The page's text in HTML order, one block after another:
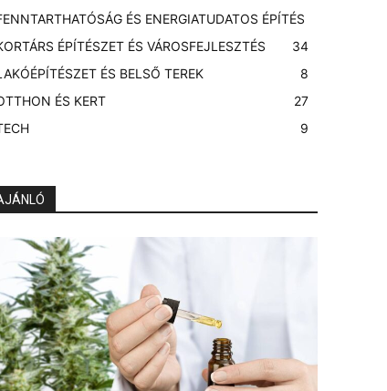
ÉS ENERGIATUDATOS ÉPÍTÉS
4
ÉPÍTÉSZET ÉS VÁROSFEJLESZTÉS
3
ÉS BELSŐ TEREK
8
ÉS KERT
27
9